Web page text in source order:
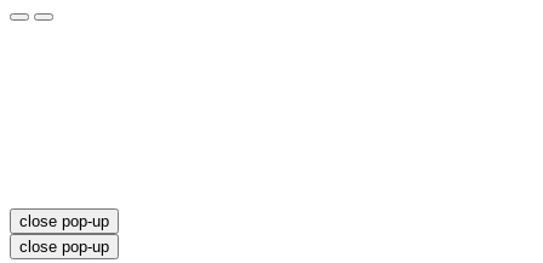
close pop-up
close pop-up